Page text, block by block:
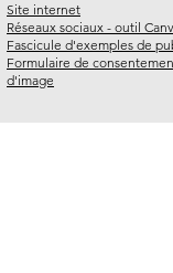
Site internet
Réseaux sociaux - outil
Fascicule d'exemples de
Formulaire de
d'image